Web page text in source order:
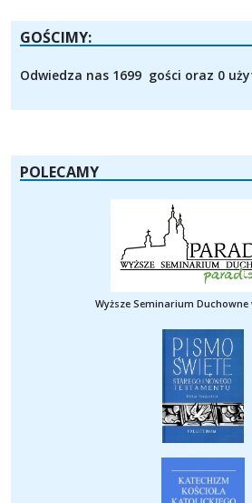
GOŚCIMY:
Odwiedza nas 1699 gości oraz 0
POLECAMY
Wyższe Seminarium Duchowne